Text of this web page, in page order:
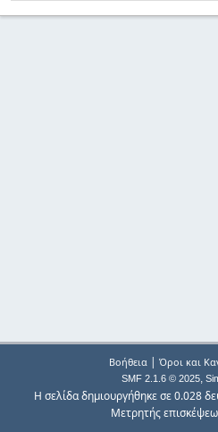
Βοήθεια| Όροι και
SMF 2.1.6 © 2025,
Η σελίδα δημιουργήθηκε σε 0.028
Μετρητής